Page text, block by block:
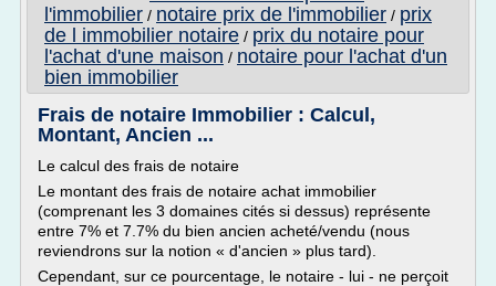
l'immobilier / notaire prix de l'immobilier / prix
de l immobilier notaire / prix du notaire pour
l'achat d'une maison / notaire pour l'achat d'un
bien immobilier
Frais de notaire Immobilier : Calcul,
Montant, Ancien ...
Le calcul des frais de notaire
Le montant des frais de notaire achat immobilier
(comprenant les 3 domaines cités si dessus) représente
entre 7% et 7.7% du bien ancien acheté/vendu (nous
reviendrons sur la notion « d'ancien » plus tard).
Cependant, sur ce pourcentage, le notaire - lui - ne perçoit